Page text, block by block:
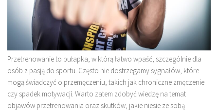
Przetrenowanie to pułapka, w którą łatwo wpaść, szczególnie dla
osób z pasją do sportu. Często nie dostrzegamy sygnałów, które
mogą świadczyć o przemęczeniu, takich jak chroniczne zmęczenie
czy spadek motywacji. Warto zatem zdobyć wiedzę na temat
objawów przetrenowania oraz skutków, jakie niesie ze sobą